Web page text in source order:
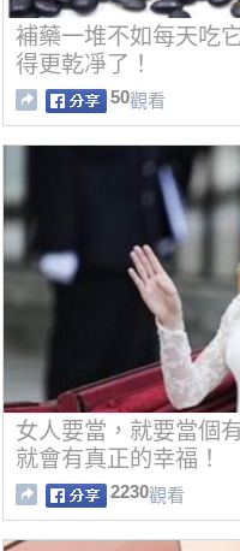
補藥一堆不如每天吃
得更乾凈了！
50觀看
女人要當，就要當個
就會有真正的幸福！
2230觀看